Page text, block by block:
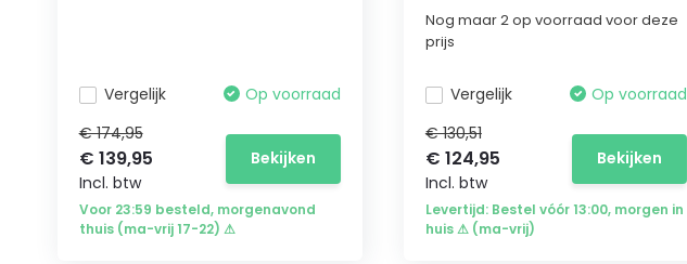
Vergelijk
Op voorraad
€ 174,95
€ 139,95
Incl. btw
Bekijken
Voor 23:59 besteld, morgenavond
thuis (ma-vrij 17-22) ⚠
Nog maar 2 op voorraad voor deze
prijs
Vergelijk
Op voorraad
€ 130,51
€ 124,95
Incl. btw
Bekijken
Levertijd: Bestel vóór 13:00, morgen in
huis ⚠ (ma-vrij)